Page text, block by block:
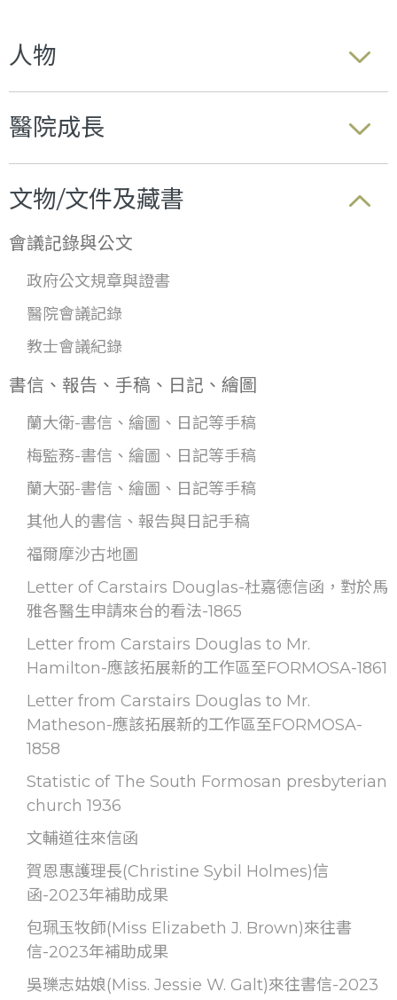
人物
醫院成長
文物/文件及藏書
會議記錄與公文
政府公文規章與證書
醫院會議記錄
教士會議紀錄
書信、報告、手稿、日記、繪圖
蘭大衛-書信、繪圖、日記等手稿
梅監務-書信、繪圖、日記等手稿
蘭大弼-書信、繪圖、日記等手稿
其他人的書信、報告與日記手稿
福爾摩沙古地圖
Letter of Carstairs Douglas-杜嘉德信函，對於馬
雅各醫生申請來台的看法-1865
Letter from Carstairs Douglas to Mr.
Hamilton-應該拓展新的工作區至FORMOSA-1861
Letter from Carstairs Douglas to Mr.
Matheson-應該拓展新的工作區至FORMOSA-
1858
Statistic of The South Formosan presbyterian
church 1936
文輔道往來信函
賀恩惠護理長(Christine Sybil Holmes)信
函-2023年補助成果
包珮玉牧師(Miss Elizabeth J. Brown)來往書
信-2023年補助成果
吳瓅志姑娘(Miss. Jessie W. Galt)來往書信-2023